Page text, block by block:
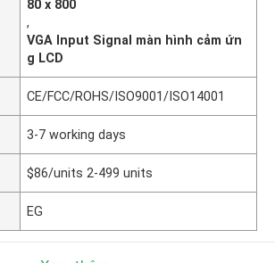
80 x 800
,
VGA Input Signal màn hình cảm ứn
g LCD
CE/FCC/ROHS/ISO9001/ISO14001
3-7 working days
$86/units 2-499 units
EG